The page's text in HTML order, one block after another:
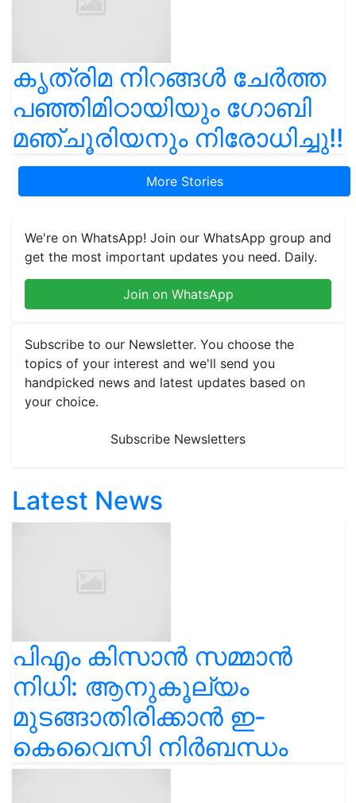
കൃത്രിമ നിറങ്ങൾ ചേർത്ത
പഞ്ഞിമിഠായിയും ഗോബി
മഞ്ചൂരിയനും നിരോധിച്ചു!!
More Stories
We're on WhatsApp! Join our WhatsApp group and
get the most important updates you need. Daily.
Join on WhatsApp
Subscribe to our Newsletter. You choose the
topics of your interest and we'll send you
handpicked news and latest updates based on
your choice.
Subscribe Newsletters
Latest News
പിഎം കിസാൻ സമ്മാൻ
നിധി: ആനുകൂല്യം
മുടങ്ങാതിരിക്കാൻ ഇ-
കെവൈസി നിർബന്ധം